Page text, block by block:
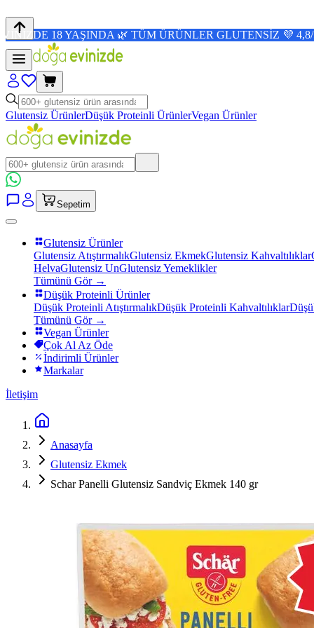
🌿 TÜM ÜRÜNLER GLUTENSİZ 💜 4,8/5 PUAN 🛒
Glutensiz ÜrünlerDüşük Proteinli ÜrünlerVegan Ürünler
Sepetim
Glutensiz Ürünler
Glutensiz AtıştırmalıkGlutensiz EkmekGlutensiz Kahvaltılıklar
HelvaGlutensiz UnGlutensiz Yemeklikler
Tümünü Gör →
Düşük Proteinli Ürünler
Düşük Proteinli AtıştırmalıkDüşük Proteinli Kahvaltılıklar
Tümünü Gör →
Vegan Ürünler
Çok Al Az Öde
İndirimli Ürünler
Markalar
İletişim
Anasayfa
Glutensiz Ekmek
Schar Panelli Glutensiz Sandviç Ekmek 140 gr